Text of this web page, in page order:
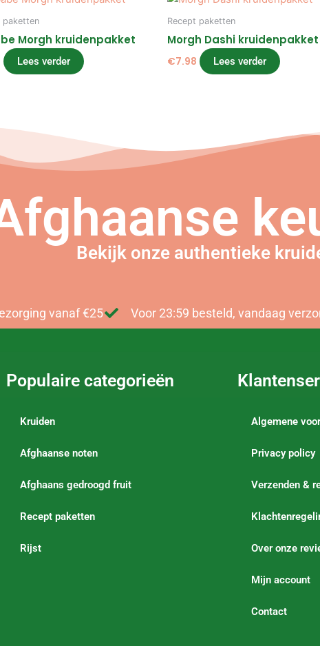
paketten
Morgh kruidenpakket
Lees verder
Recept paketten
Morgh Dashi kruidenpakket
€7.98 Lees verder
Bekijk onze authentieke
vanaf €25 Voor 23:59 besteld, vandaag
Populaire categorieën
Kruiden
Afghaanse noten
Afghaans gedroogd fruit
Recept paketten
Rijst
Algemene
Privacy policy
Verzenden &
Over onze
Mijn account
Contact